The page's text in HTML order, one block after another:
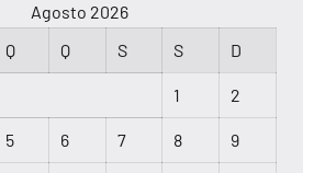
Agosto 2026
Q Q S S D
1 2
5 6 7 8 9